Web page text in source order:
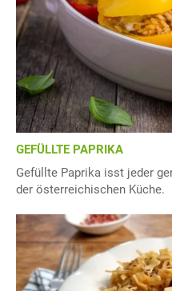
GEFÜLLTE PAPRIKA
Gefüllte Paprika isst jeder
der österreichischen Küche.